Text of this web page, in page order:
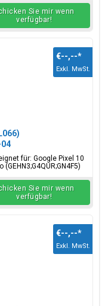
Sie mir wenn
verfügbar!
für: Google Pixel 10
€--,--*
Exkl. MwSt.
Sie mir wenn
verfügbar!
€--,--*
Exkl. MwSt.